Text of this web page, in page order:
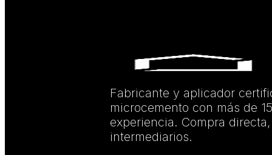
Fabricante y aplicador
microcemento con más de
experiencia. Compra
intermediarios.